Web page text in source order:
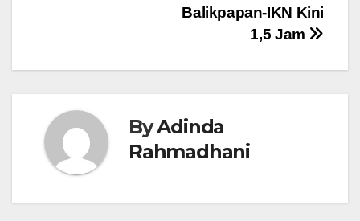
Balikpapan-IKN Kini
1,5 Jam
ByAdinda
Rahmadhani